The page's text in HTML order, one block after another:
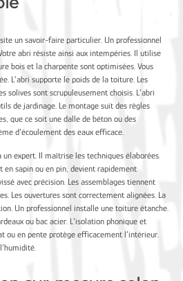
un savoir-faire particulier. Un professionnel
abri résiste ainsi aux intempéries. Il utilise
bois et la charpente sont optimisées. Vous
L’abri supporte le poids de la toiture. Les
solives sont scrupuleusement choisis. L’abri
de jardinage. Le montage suit des règles
que ce soit une dalle de béton ou des
d’écoulement des eaux efficace.
un expert. Il maîtrise les techniques élaborées.
en sapin ou en pin, devient rapidement
avec précision. Les assemblages tiennent
Les ouvertures sont correctement alignées. La
Un professionnel installe une toiture étanche.
ou bac acier. L’isolation phonique et
ou en pente protège efficacement l’intérieur.